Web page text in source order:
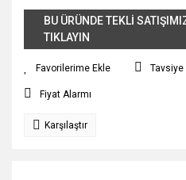
BU ÜRÜNDE TEKLİ
TIKLAYIN
Tavsiye
Fiyat Alarmı
Karşılaştır